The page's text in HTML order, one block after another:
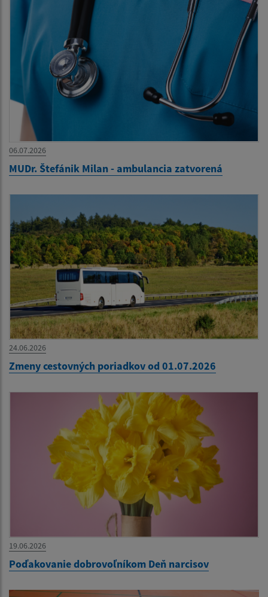
06.07.2026
MUDr. Štefánik Milan - ambulancia zatvorená
24.06.2026
Zmeny cestovných poriadkov od 01.07.2026
19.06.2026
Poďakovanie dobrovoľníkom Deň narcisov